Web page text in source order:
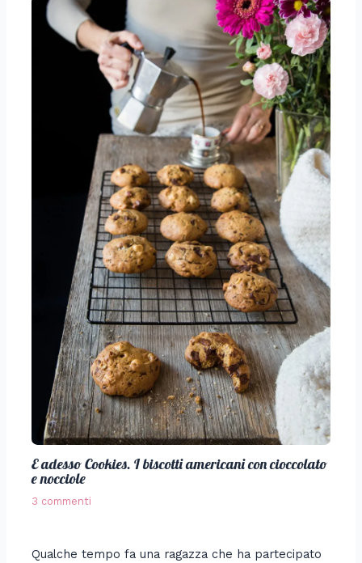
E adesso Cookies. I biscotti americani con cioccolato
e nocciole
3 commenti
Qualche tempo fa una ragazza che ha partecipato